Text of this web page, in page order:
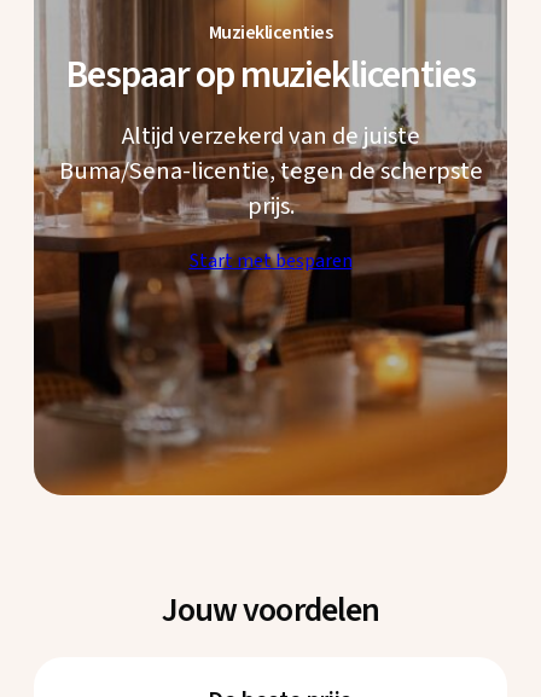
Muzieklicenties
Bespaar op muzieklicenties
Altijd verzekerd van de juiste
Buma/Sena-licentie, tegen de scherpste
prijs.
Start met besparen
Jouw voordelen